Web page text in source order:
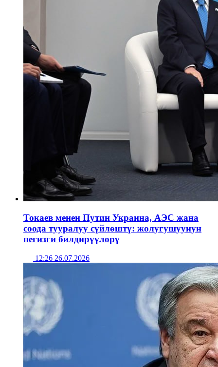
Токаев менен Путин Украина, АЭС жана
соода тууралуу сүйлөштү: жолугушуунун
негизги билдирүүлөрү
12:26 26.07.2026